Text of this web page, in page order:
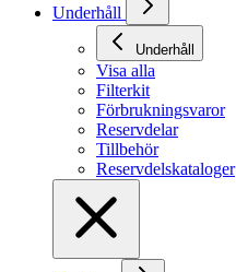
Underhåll
Underhåll
Visa alla
Filterkit
Förbrukningsvaror
Reservdelar
Tillbehör
Reservdelskataloger